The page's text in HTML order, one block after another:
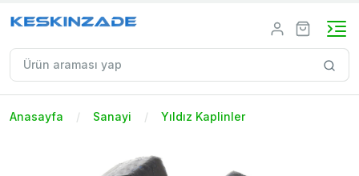
Anasayfa Sanayi Yıldız Kaplinler